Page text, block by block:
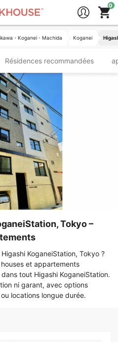
・Koganei・Machida Koganei
Résidences recommandées
Tokyo –
KoganeiStation, Tokyo ?
et appartements
tout Higashi KoganeiStation.
ni garant, avec options
locations longue durée.